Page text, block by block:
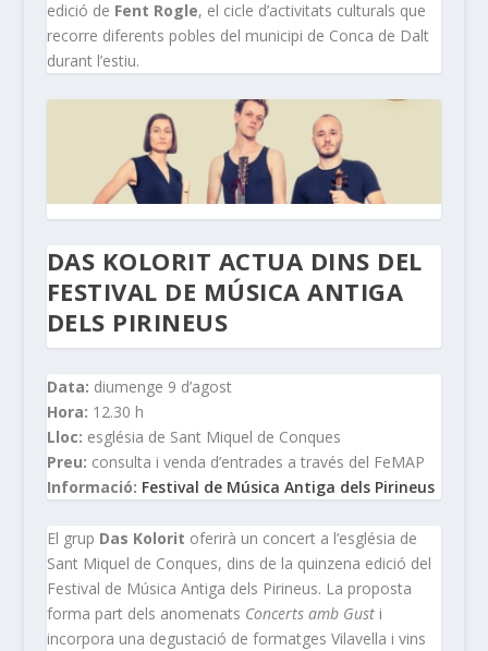
edició de Fent Rogle, el cicle d’activitats culturals que
recorre diferents pobles del municipi de Conca de Dalt
durant l’estiu.
DAS KOLORIT ACTUA DINS DEL
FESTIVAL DE MÚSICA ANTIGA
DELS PIRINEUS
Data: diumenge 9 d’agost
Hora: 12.30 h
Lloc: església de Sant Miquel de Conques
Preu: consulta i venda d’entrades a través del FeMAP
Informació: Festival de Música Antiga dels Pirineus
El grup Das Kolorit oferirà un concert a l’església de
Sant Miquel de Conques, dins de la quinzena edició del
Festival de Música Antiga dels Pirineus. La proposta
forma part dels anomenats Concerts amb Gusti
incorpora una degustació de formatges Vilavella i vins